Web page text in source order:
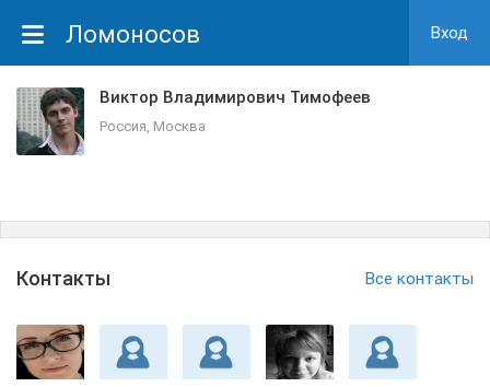
Ломоносов Вход
Виктор Владимирович Тимофеев
Россия, Москва
Контакты Все контакты